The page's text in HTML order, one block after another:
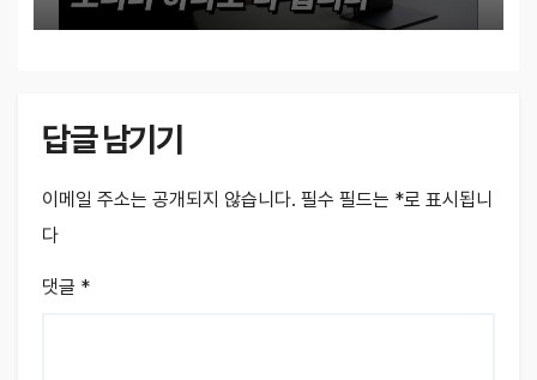
답글 남기기
이메일 주소는 공개되지 않습니다. 필수 필드는 *로 표시됩니
다
댓글 *